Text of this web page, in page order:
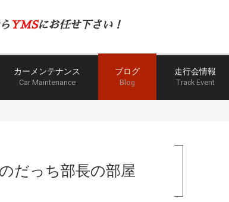
YMSにお任せ下さい！
カーメンテナンス
Car Maintenance
ブログ
Blog
走行会情報
Track Event
のだっち部長の部屋